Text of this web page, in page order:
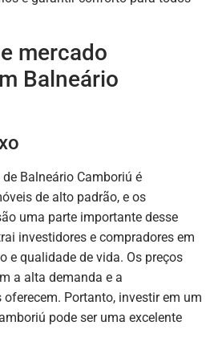
mercado
Balneário
Balneário Camboriú é
de alto padrão, e os
uma parte importante desse
investidores e compradores em
e qualidade de vida. Os preços
a alta demanda e a
Portanto, investir em um
pode ser uma excelente